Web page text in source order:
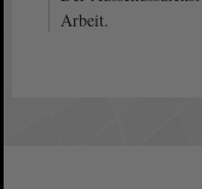
Arbeit.